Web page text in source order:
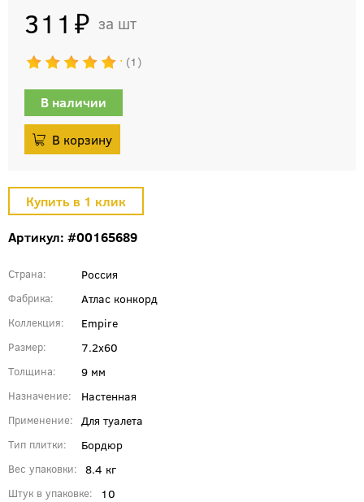
311 шт
1
В наличии
Артикул: #00165689
Страна Россия
Фабрика Атлас конкорд
Коллекция Empire
Размер 7.2x60
Толщина 9 мм
Назначение Настенная
Применение Для туалета
Тип плитки Бордюр
Вес упаковки 8.4 кг
Штук в упаковке 10